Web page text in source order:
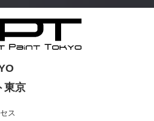
東京
ス